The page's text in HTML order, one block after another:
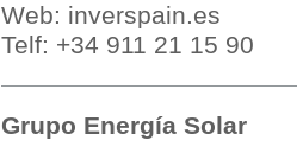
Web: inverspain.es
Telf: +34 911 21 15 90
Grupo Energía Solar